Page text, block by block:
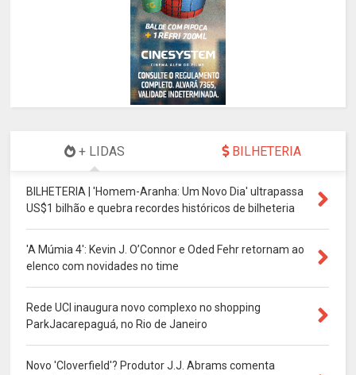
+ LIDAS BILHETERIA
BILHETERIA | 'Homem-Aranha: Um Novo Dia' ultrapassa
US$1 bilhão e quebra recordes históricos de bilheteria
'A Múmia 4': Kevin J. O’Connor e Oded Fehr retornam ao
elenco com novidades no time
Rede UCI inaugura novo complexo no shopping
ParkJacarepaguá, no Rio de Janeiro
Novo 'Cloverfield'? Produtor J.J. Abrams comenta